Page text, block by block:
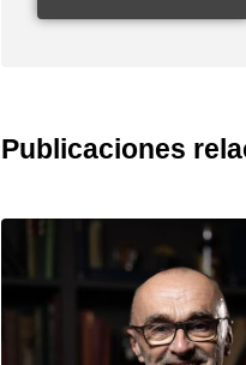
Publicaciones